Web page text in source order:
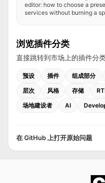
editor: how to choose a
services without burning a
浏览插件分类
直接跳转到市场上的插件分类
预设 插件 组成部分
层次
风格 存储
场地建设者
AI
在 GitHub 上打开原始问题